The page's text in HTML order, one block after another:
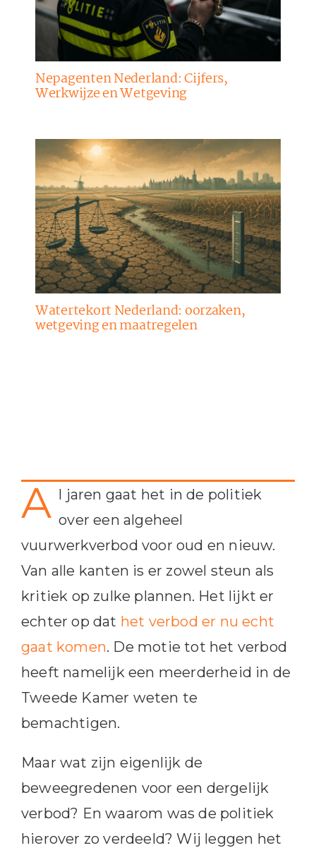
Nepagenten Nederland: Cijfers,
Werkwijze en Wetgeving
Watertekort Nederland: oorzaken,
wetgeving en maatregelen
A l jaren gaat het in de politiek
over een algeheel
vuurwerkverbod voor oud en nieuw.
Van alle kanten is er zowel steun als
kritiek op zulke plannen. Het lijkt er
echter op dat het verbod er nu echt
gaat komen. De motie tot het verbod
heeft namelijk een meerderheid in de
Tweede Kamer weten te
bemachtigen.
Maar wat zijn eigenlijk de
beweegredenen voor een dergelijk
verbod? En waarom was de politiek
hierover zo verdeeld? Wij leggen het